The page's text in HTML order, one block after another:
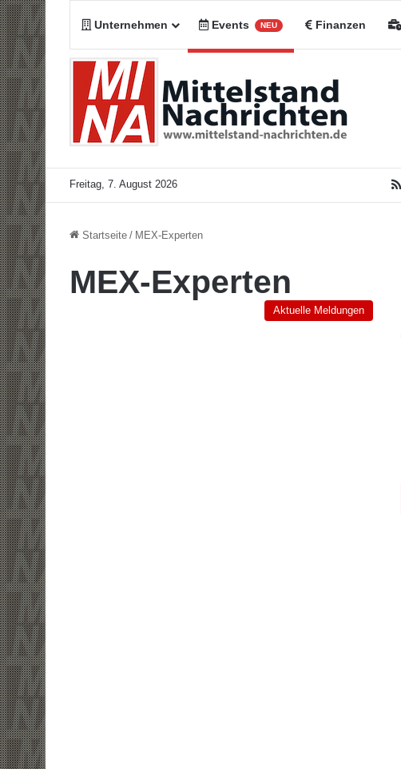
Unternehmen Events NEU Finanzen
Freitag, 7. August 2026
Startseite / MEX-Experten
MEX-Experten
Aktuelle Meldungen